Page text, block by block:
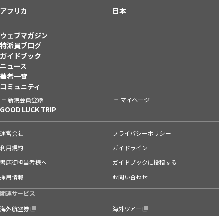
アフリカ
日本
ウェブマガジン
特派員ブログ
ガイドブック
ニュース
著者一覧
コミュニティ
新規会員登録 マイページ
GOOD LUCK TRIP
運営会社
プライバシーポリシー
利用規約
ガイドライン
書店御担当者様へ
ガイドブックに投稿する
採用情報
お問い合わせ
関連サービス
海外航空券
海外ツアー